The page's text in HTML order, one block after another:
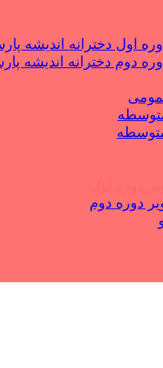
اول دخترانه اندیشه
دوم دخترانه اندیشه
دوره اول
دوره دوم